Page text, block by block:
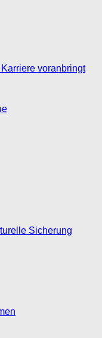
voranbringt
Sicherung